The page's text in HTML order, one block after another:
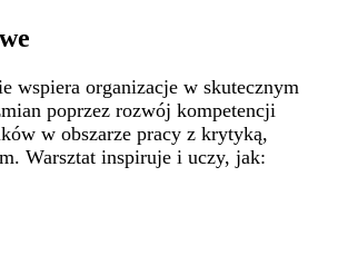
wspiera organizacje w skutecznym
poprzez rozwój kompetencji
w obszarze pracy z krytyką,
Warsztat inspiruje i uczy, jak: